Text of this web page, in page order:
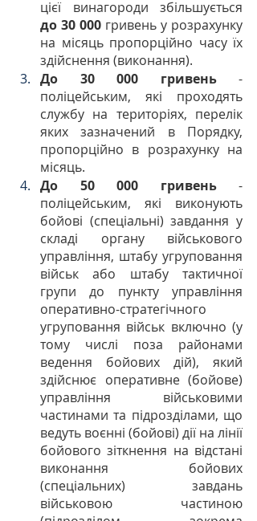
до 30 000 гривень у розрахунку
на місяць пропорційно часу їх
здійснення (виконання).
До 30 000 гривень -
поліцейським, які проходять
службу на територіях, перелік
яких зазначений в Порядку,
пропорційно в розрахунку на
місяць.
До 50 000 гривень -
поліцейським, які виконують
бойові (спеціальні) завдання у
складі органу військового
управління, штабу угруповання
військ або штабу тактичної
групи до пункту управління
оперативно-стратегічного
угруповання військ включно (у
тому числі поза районами
ведення бойових дій), який
здійснює оперативне (бойове)
управління військовими
частинами та підрозділами, що
ведуть воєнні (бойові) дії на лінії
бойового зіткнення на відстані
виконання бойових
(спеціальних) завдань
військовою частиною